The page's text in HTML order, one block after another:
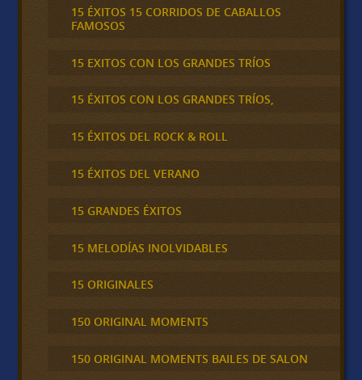
15 ÉXITOS 15 CORRIDOS DE CABALLOS
FAMOSOS
15 EXITOS CON LOS GRANDES TRÍOS
15 ÉXITOS CON LOS GRANDES TRÍOS,
15 ÉXITOS DEL ROCK & ROLL
15 ÉXITOS DEL VERANO
15 GRANDES ÉXITOS
15 MELODÍAS INOLVIDABLES
15 ORIGINALES
150 ORIGINAL MOMENTS
150 ORIGINAL MOMENTS BAILES DE SALON